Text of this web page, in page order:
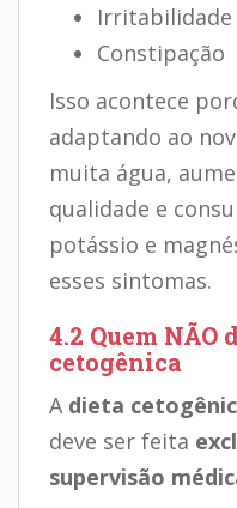
Irritabilidade
Constipação
Isso acontece
adaptando ao
muita água,
qualidade e
potássio e
esses sintomas.
4.2 Quem NÃO
cetogênica
A dieta
deve ser feita
supervisão